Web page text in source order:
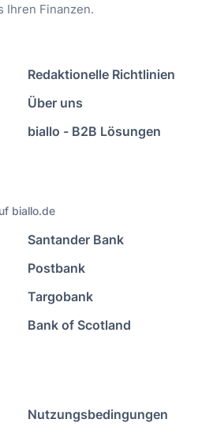
Ihren Finanzen.
Redaktionelle Richtlinien
Über uns
biallo - B2B Lösungen
biallo.de
Santander Bank
Postbank
Targobank
Bank of Scotland
Nutzungsbedingungen